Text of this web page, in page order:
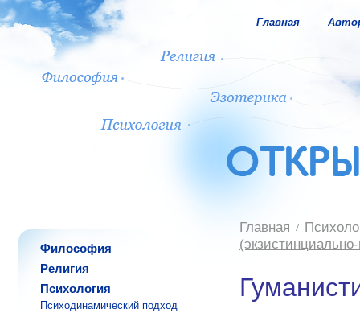
Главная
Философия
Религия
Психология
Психодинамический подход
Главная